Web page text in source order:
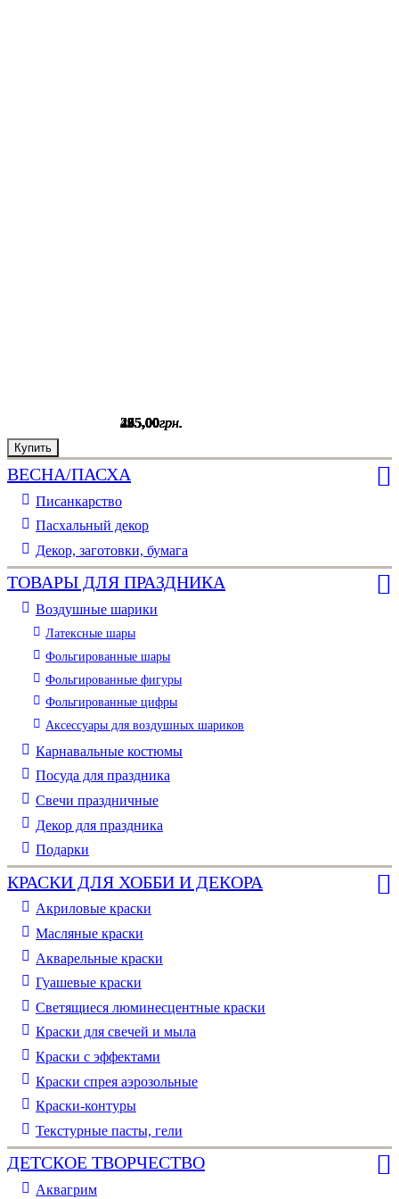
235,00грн.
Купить
235,00грн.
Купить
235,00грн.
Купить
235,00грн.
Купить
265,00грн.
Купить
275,00грн.
Купить
495,00грн.
Купить
ВЕСНА/ПАСХА
Писанкарство
Пасхальный декор
Декор, заготовки, бумага
ТОВАРЫ ДЛЯ ПРАЗДНИКА
Воздушные шарики
Латексные шары
Фольгированные шары
Фольгированные фигуры
Фольгированные цифры
Аксессуары для воздушных шариков
Карнавальные костюмы
Посуда для праздника
Свечи праздничные
Декор для праздника
Подарки
КРАСКИ ДЛЯ ХОББИ И ДЕКОРА
Акриловые краски
Масляные краски
Акварельные краски
Гуашевые краски
Светящиеся люминесцентные краски
Краски для свечей и мыла
Краски с эффектами
Краски спрея аэрозольные
Краски-контуры
Текстурные пасты, гели
ДЕТСКОЕ ТВОРЧЕСТВО
Аквагрим